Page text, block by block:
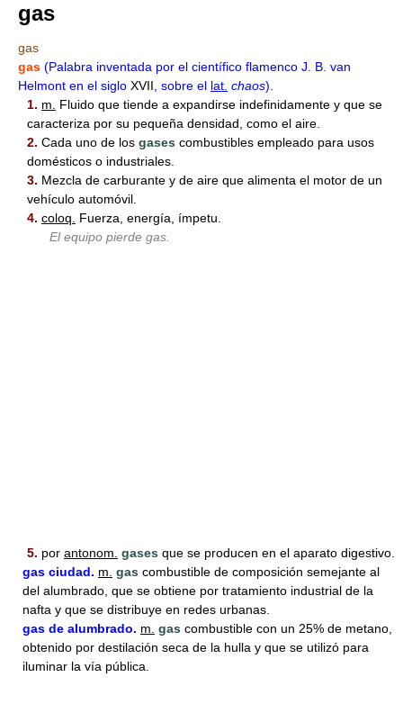
gas
gas
gas (Palabra inventada por el científico flamenco J. B. van
Helmont en el siglo XVII , sobre el lat. chaos).
1. m.
Fluido que tiende a expandirse indefinidamente y que se
caracteriza por su pequeña densidad, como el aire.
2. Cada uno de los gases combustibles empleado para usos
domésticos o industriales.
3. Mezcla de carburante y de aire que alimenta el motor de un
vehículo automóvil.
4. coloq.
Fuerza, energía, ímpetu.
El equipo pierde gas.
5. por antonom. gases que se producen en el aparato digestivo.
gas ciudad. m. gas combustible de composición semejante al
del alumbrado, que se obtiene por tratamiento industrial de la
nafta y que se distribuye en redes urbanas.
gas de alumbrado. m. gas combustible con un 25% de metano,
obtenido por destilación seca de la hulla y que se utilizó para
iluminar la vía pública.